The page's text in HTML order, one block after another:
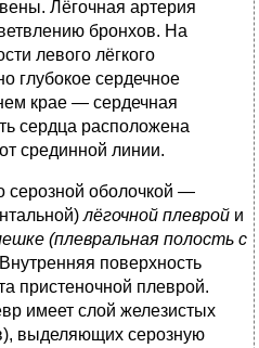
Лёгочная артерия
бронхов. На
левого лёгкого
глубокое сердечное
крае — сердечная
сердца расположена
срединной линии.
серозной оболочкой —
лёгочной плеврой и
(плевральная полость с
поверхность
пристеночной плеврой.
имеет слой железистых
выделяющих серозную